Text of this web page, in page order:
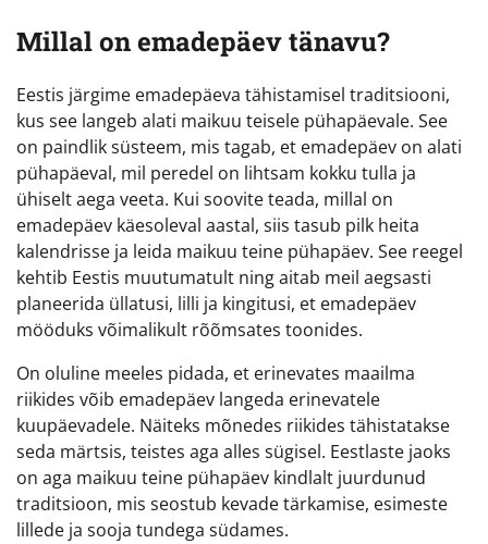
Millal on emadepäev tänavu?
Eestis järgime emadepäeva tähistamisel traditsiooni,
kus see langeb alati maikuu teisele pühapäevale. See
on paindlik süsteem, mis tagab, et emadepäev on alati
pühapäeval, mil peredel on lihtsam kokku tulla ja
ühiselt aega veeta. Kui soovite teada, millal on
emadepäev käesoleval aastal, siis tasub pilk heita
kalendrisse ja leida maikuu teine pühapäev. See reegel
kehtib Eestis muutumatult ning aitab meil aegsasti
planeerida üllatusi, lilli ja kingitusi, et emadepäev
mööduks võimalikult rõõmsates toonides.
On oluline meeles pidada, et erinevates maailma
riikides võib emadepäev langeda erinevatele
kuupäevadele. Näiteks mõnedes riikides tähistatakse
seda märtsis, teistes aga alles sügisel. Eestlaste jaoks
on aga maikuu teine pühapäev kindlalt juurdunud
traditsioon, mis seostub kevade tärkamise, esimeste
lillede ja sooja tundega südames.